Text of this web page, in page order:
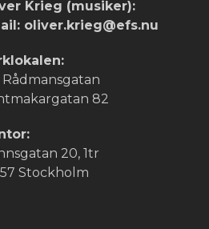
Krieg (musiker):
oliver.krieg@efs.nu
Rådmansgatan
82
20, 1tr
57 Stockholm